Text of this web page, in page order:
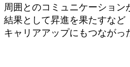
周囲とのコミュニケーション
結果として昇進を果たすなど
キャリアアップにもつながっ